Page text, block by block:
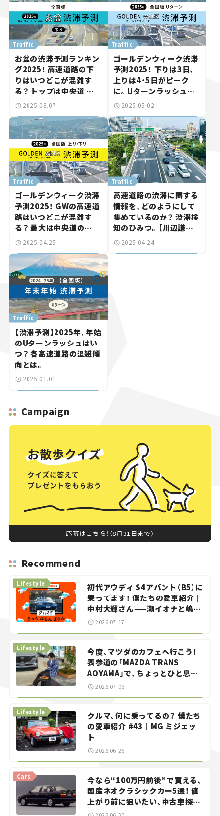
Traffic
お盆の渋滞予測ランキン
グ2025！ 高速道路の下
りはいつどこが混雑す
る？ トップは中央道 相
模湖IC付近の45km。
2025.08.07
Traffic
ゴールデンウィーク渋滞
予測2025！ 下りは3日、
上りは4・5日がピーク
に。Uターンラッシュを
回避しよう。
2025.05.02
Traffic
ゴールデンウィーク渋滞
予測2025！ GWの高速道
路はいつどこが混雑す
る？ 最大は中央道の
45km。
2025.04.25
Traffic
高速道路の渋滞に関する
情報を、どのようにして
集めているのか？ 渋滞検
知のひみつ。【川辺謙一
の「道路の科学」Vol.7】
2025.04.24
Traffic
【渋滞予測】2025年、年始
のUターンラッシュはい
つ？ 各高速道路の混雑傾
向とは。
2025.01.01
Campaign
応募はこちら！（8月31日まで）
Recommend
初代アウディ S4アバント（B5）に
乗ってます！ 僕たちの愛車紹介｜
中村大輝さん——瀬イオナと嶋田
智之の「クルマでざっくばらんば
Lifestyle
2026.07.17
今度、マツダのカフェへ行こう！
表参道の「MAZDA TRANS
AOYAMA」で、ちょっとひと息。
——連載｜CCGとクルマでどうす
Lifestyle
2026.07.06
クルマ、何に乗ってるの？ 僕たち
の愛車紹介 #43｜MG ミジェッ
ト
Lifestyle
2026.06.26
今なら“100万円前後”で買える、
国産ネオクラシックカー5選！ 値
上がり前に狙いたい、中古車探し
をお手伝い――ちょっとイケてるマ
Cars
2026.06.30